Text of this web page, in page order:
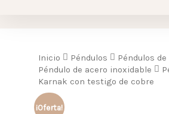
Inicio Péndulos
Péndulos
Péndulo de acero inoxidable
Karnak con testigo de cobre
¡Oferta!